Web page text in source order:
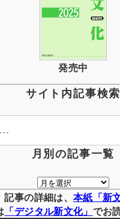
発売中
サイト内記事検索
月別の記事一覧
月
別
の
記事の詳細は、 本紙「新
「デジタル新文化」 でお